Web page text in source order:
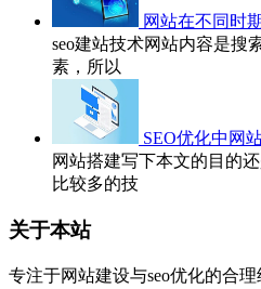
网站在不同时
seo建站技术网站内容是搜
素，所以
SEO优化中网
网站搭建写下本文的目的
比较多的技
关于本站
专注于网站建设与seo优化的合